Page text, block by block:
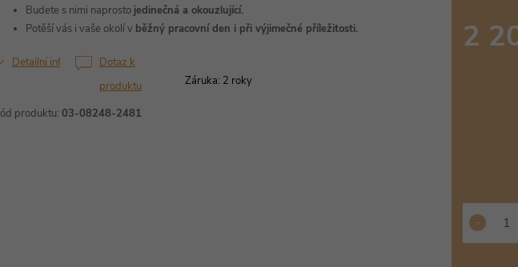
produktu: 03-08248-2481
Budete s nimi naprosto jedinečná a okouzlující.
Potěší vás i vaše okolí v běžný pracovní den i při výjimečné příležitosti.
Detailní informace
2
Dotaz k
produktu
Záruka: 2 roky